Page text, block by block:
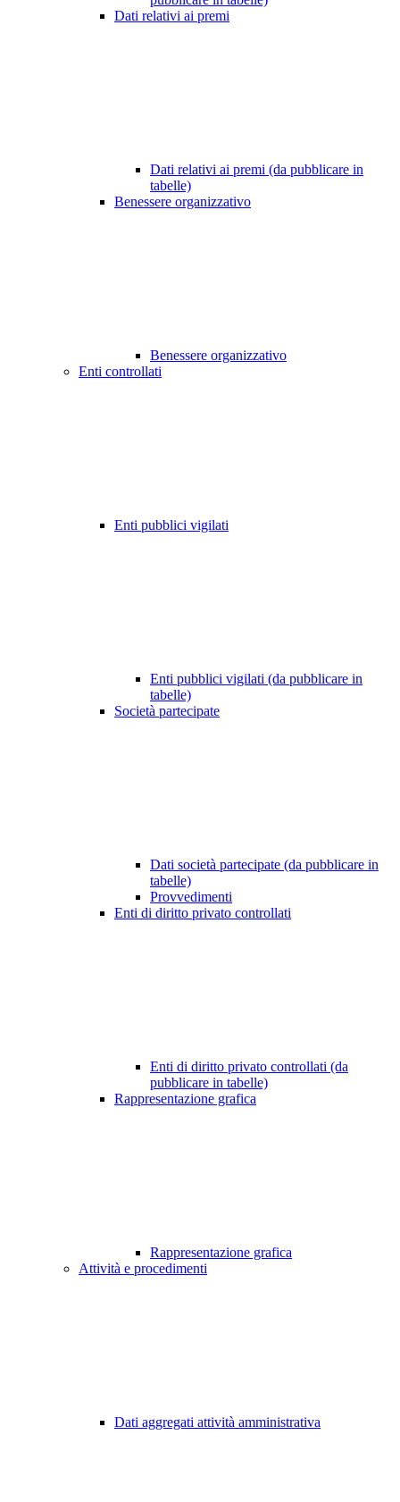
Dati relativi ai premi
Dati relativi ai premi (da pubblicare in
tabelle)
Benessere organizzativo
Benessere organizzativo
Enti controllati
Enti pubblici vigilati
Enti pubblici vigilati (da pubblicare in
tabelle)
Società partecipate
Dati società partecipate (da pubblicare in
tabelle)
Provvedimenti
Enti di diritto privato controllati
Enti di diritto privato controllati (da
pubblicare in tabelle)
Rappresentazione grafica
Rappresentazione grafica
Attività e procedimenti
Dati aggregati attività amministrativa